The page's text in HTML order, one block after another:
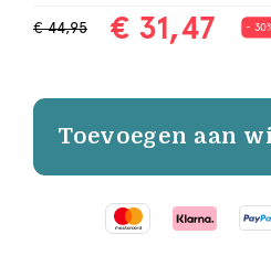
€ 44,95 € 31,47 -
Toevoegen aan